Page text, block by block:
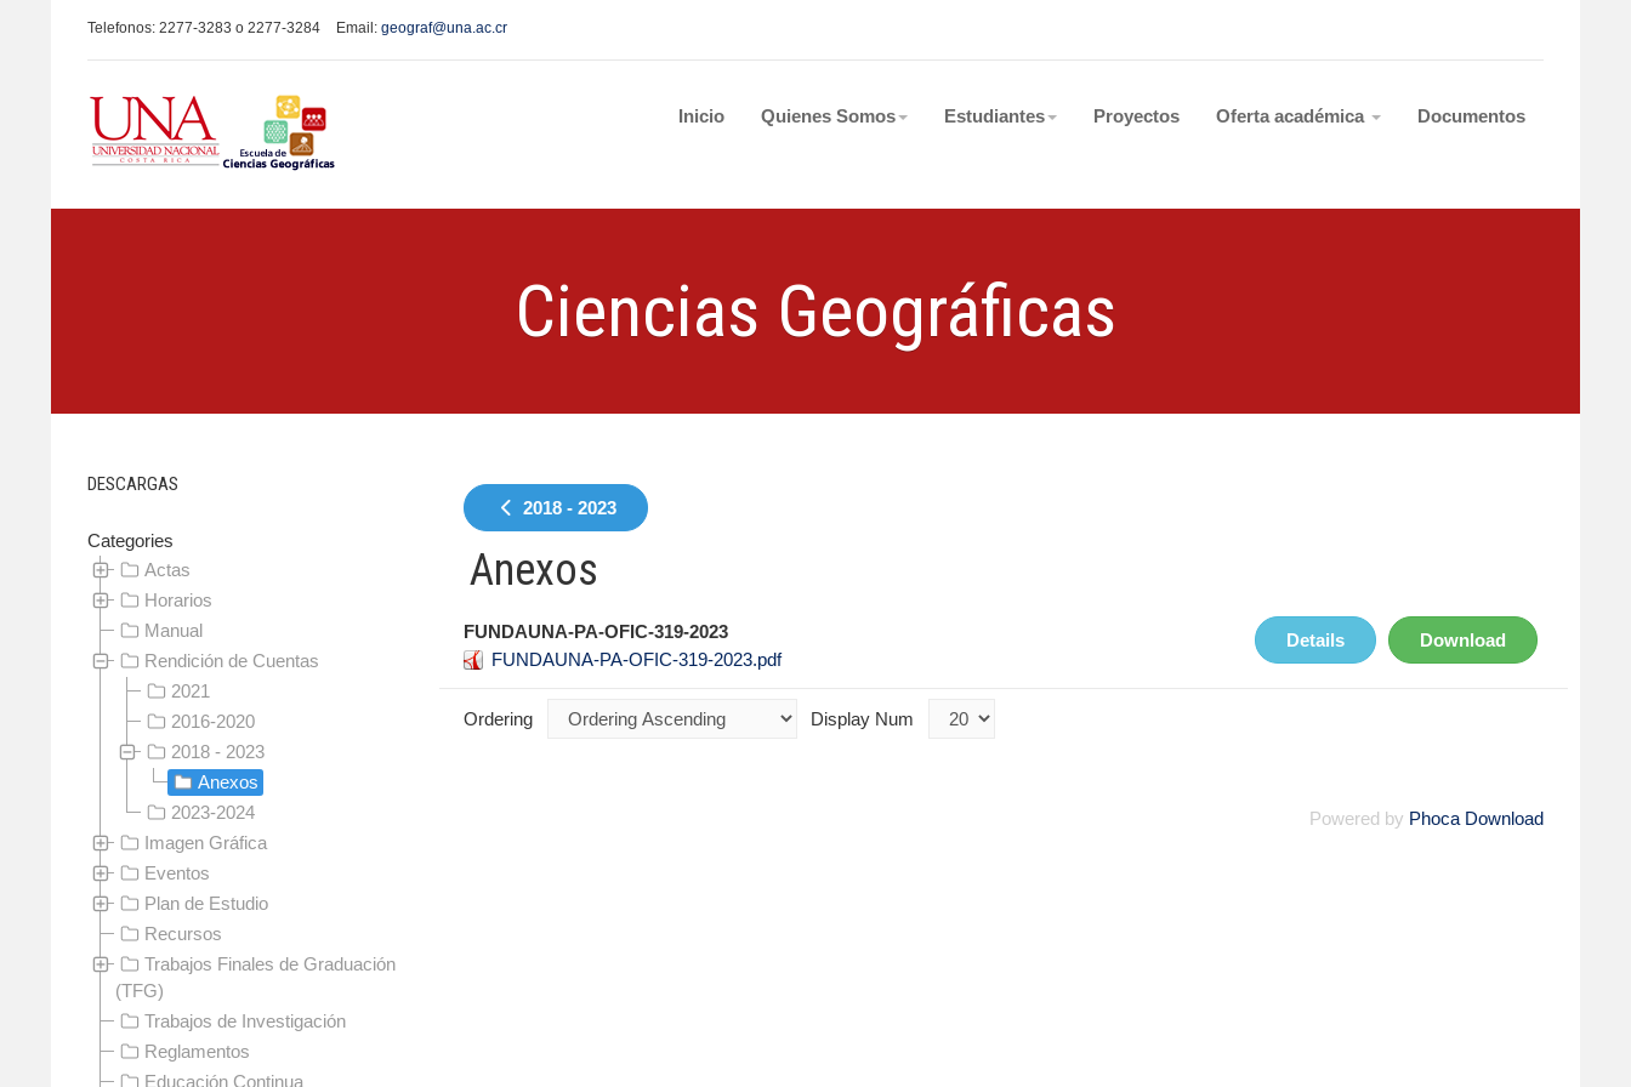
Telefonos: 2277-3283 o 2277-3284 Email: geograf@una.ac.cr
Inicio Quienes Somos Estudiantes Proyectos Oferta académica Documentos
Ciencias Geográficas
2018 - 2023
Anexos
FUNDAUNA-PA-OFIC-319-2023
FUNDAUNA-PA-OFIC-319-2023.pdf
Download
Details
Ordering Display Num
Powered by Phoca Download
DESCARGAS
Categories
Actas
Horarios
Manual
Rendición de Cuentas
2021
2016-2020
2018 - 2023
Anexos
2023-2024
Imagen Gráfica
Eventos
Plan de Estudio
Recursos
Trabajos Finales de Graduación
(TFG)
Trabajos de Investigación
Reglamentos
Educación Continua